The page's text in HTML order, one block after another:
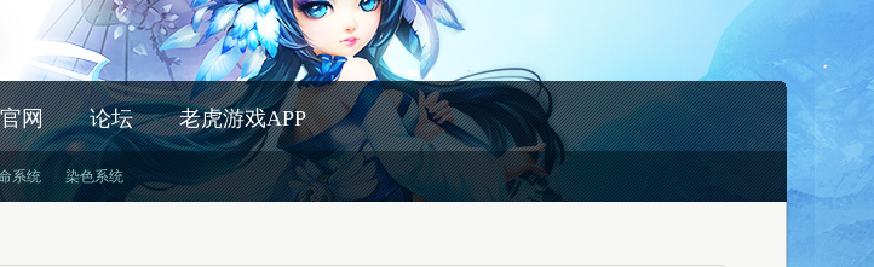
官网 论坛 老虎游戏APP
系统 染色系统